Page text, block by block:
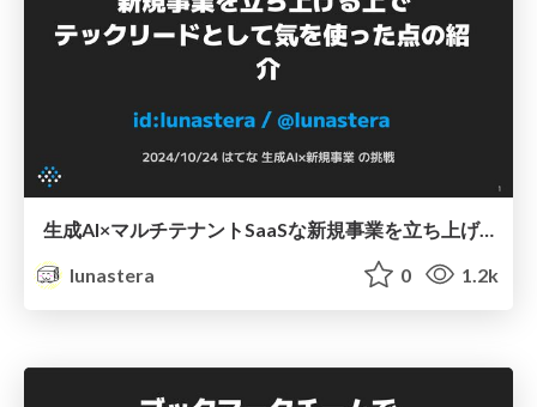
生成AI×マルチテナントSaaSな新規事業を立ち上げる上でテックリードとして気を使った点の紹介
lunastera
0 1.2k